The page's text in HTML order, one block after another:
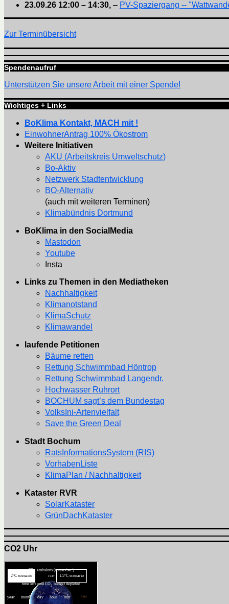
23.09.26 12:00 – 14:30, – PV-Spaziergang --
Zur Terminübersicht
Spendenaufruf
Unterstützen Sie unsere Arbeit mit einer Spende!
Wichtiges + Links
BoKlima Kontakt, MACH mit !
EinwohnerAntrag 100% Ökostrom
Weitere Initiativen
AKU (Arbeitskreis Umweltschutz)
Bo-Aktiv
Netzwerk Stadtentwicklung
BO-Alternativ
(auch mit weiteren Terminen)
Klimabündnis Dortmund
BoKlima in den SocialMedia
Mastodon
Youtube
Insta
Links zu Themen in den Mediatheken
Nachhaltigkeit
Klimanotstand
KlimaSchutz
Klimawandel
laufende Petitionen
Bäume retten
Rettung Schwimmbad Höntrop
Rettung Schwimmbad Langendr.
Hochwasser Ruhrort
BOCHUM sagt’s dem Bundestag
VolksIni-Artenvielfalt
Save the Green Deal
Stadt Bochum
RatsInformationsSystem (RIS)
VorhabenListe
KlimaPlan / Nachhaltigkeit
Kataster RVR
SolarKataster
GrünDachKataster
CO2 Uhr